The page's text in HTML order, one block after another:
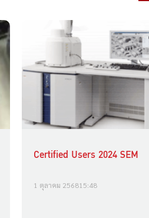
Certified Users 2024 SEM
1 ตุลาคม 256815:48